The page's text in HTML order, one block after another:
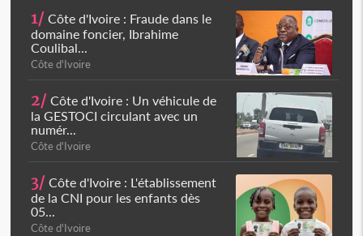
1/ Côte d'Ivoire : Fraude dans le
domaine foncier, Ibrahime
Coulibal...
Côte d'Ivoire
2/ Côte d'Ivoire : Un véhicule de
la GESTOCI circulant avec un
numér...
Côte d'Ivoire
3/ Côte d'Ivoire : L'établissement
de la CNI pour les enfants dès
05...
Côte d'Ivoire